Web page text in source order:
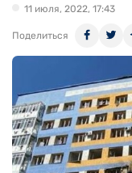
11 июля, 2022, 17:43
Поделиться